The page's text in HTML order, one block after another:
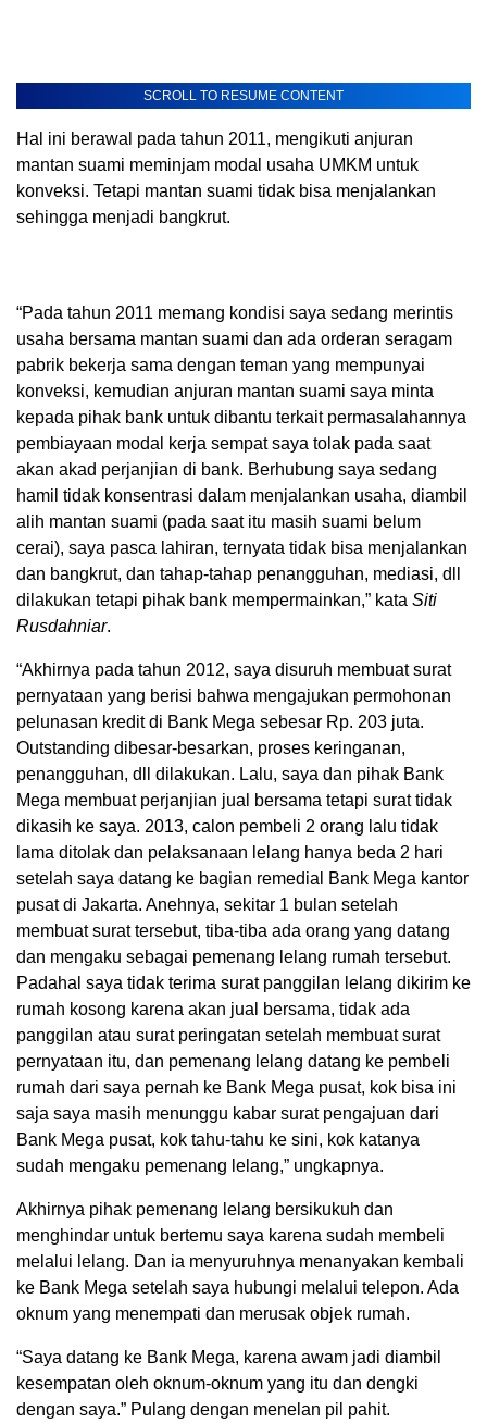
SCROLL TO RESUME CONTENT
Hal ini berawal pada tahun 2011, mengikuti anjuran
mantan suami meminjam modal usaha UMKM untuk
konveksi. Tetapi mantan suami tidak bisa menjalankan
sehingga menjadi bangkrut.
“Pada tahun 2011 memang kondisi saya sedang merintis
usaha bersama mantan suami dan ada orderan seragam
pabrik bekerja sama dengan teman yang mempunyai
konveksi, kemudian anjuran mantan suami saya minta
kepada pihak bank untuk dibantu terkait permasalahannya
pembiayaan modal kerja sempat saya tolak pada saat
akan akad perjanjian di bank. Berhubung saya sedang
hamil tidak konsentrasi dalam menjalankan usaha, diambil
alih mantan suami (pada saat itu masih suami belum
cerai), saya pasca lahiran, ternyata tidak bisa menjalankan
dan bangkrut, dan tahap-tahap penangguhan, mediasi, dll
dilakukan tetapi pihak bank mempermainkan,” kata Siti
Rusdahniar.
“Akhirnya pada tahun 2012, saya disuruh membuat surat
pernyataan yang berisi bahwa mengajukan permohonan
pelunasan kredit di Bank Mega sebesar Rp. 203 juta.
Outstanding dibesar-besarkan, proses keringanan,
penangguhan, dll dilakukan. Lalu, saya dan pihak Bank
Mega membuat perjanjian jual bersama tetapi surat tidak
dikasih ke saya. 2013, calon pembeli 2 orang lalu tidak
lama ditolak dan pelaksanaan lelang hanya beda 2 hari
setelah saya datang ke bagian remedial Bank Mega kantor
pusat di Jakarta. Anehnya, sekitar 1 bulan setelah
membuat surat tersebut, tiba-tiba ada orang yang datang
dan mengaku sebagai pemenang lelang rumah tersebut.
Padahal saya tidak terima surat panggilan lelang dikirim ke
rumah kosong karena akan jual bersama, tidak ada
panggilan atau surat peringatan setelah membuat surat
pernyataan itu, dan pemenang lelang datang ke pembeli
rumah dari saya pernah ke Bank Mega pusat, kok bisa ini
saja saya masih menunggu kabar surat pengajuan dari
Bank Mega pusat, kok tahu-tahu ke sini, kok katanya
sudah mengaku pemenang lelang,” ungkapnya.
Akhirnya pihak pemenang lelang bersikukuh dan
menghindar untuk bertemu saya karena sudah membeli
melalui lelang. Dan ia menyuruhnya menanyakan kembali
ke Bank Mega setelah saya hubungi melalui telepon. Ada
oknum yang menempati dan merusak objek rumah.
“Saya datang ke Bank Mega, karena awam jadi diambil
kesempatan oleh oknum-oknum yang itu dan dengki
dengan saya.” Pulang dengan menelan pil pahit.